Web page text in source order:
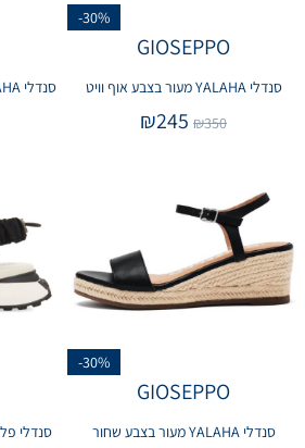
-30%
GIOSEPPO
סנדלי YALAHA מעור בצבע אוף וויט
₪350
₪245
סנדלי YALAHA מעור בצבע זהוב פלטיניום
-30%
GIOSEPPO
סנדלי YALAHA מעור בצבע שחור